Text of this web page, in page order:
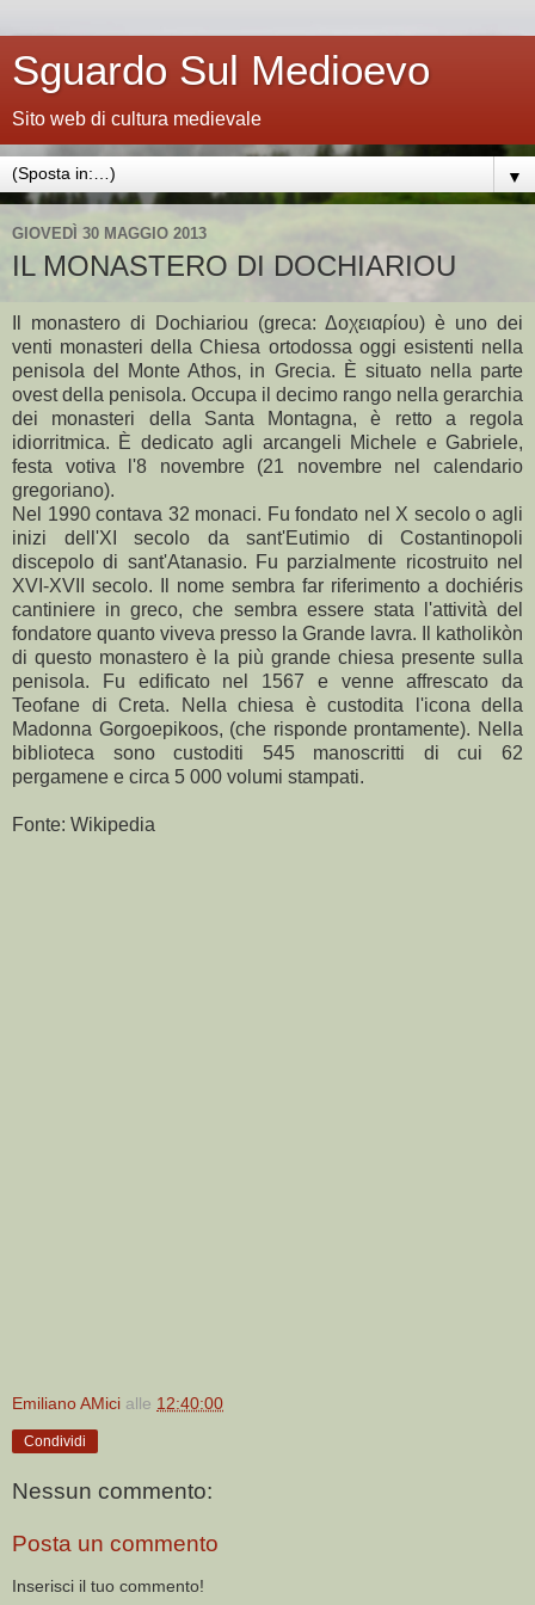
Sguardo Sul Medioevo
Sito web di cultura medievale
▼
GIOVEDÌ 30 MAGGIO 2013
IL MONASTERO DI DOCHIARIOU
Il monastero di Dochiariou (greca: Δοχειαρίου) è uno dei
venti monasteri della Chiesa ortodossa oggi esistenti nella
penisola del Monte Athos, in Grecia. È situato nella parte
ovest della penisola. Occupa il decimo rango nella gerarchia
dei monasteri della Santa Montagna, è retto a regola
idiorritmica. È dedicato agli arcangeli Michele e Gabriele,
festa votiva l'8 novembre (21 novembre nel calendario
gregoriano).
Nel 1990 contava 32 monaci. Fu fondato nel X secolo o agli
inizi dell'XI secolo da sant'Eutimio di Costantinopoli
discepolo di sant'Atanasio. Fu parzialmente ricostruito nel
XVI-XVII secolo. Il nome sembra far riferimento a dochiéris
cantiniere in greco, che sembra essere stata l'attività del
fondatore quanto viveva presso la Grande lavra. Il katholikòn
di questo monastero è la più grande chiesa presente sulla
penisola. Fu edificato nel 1567 e venne affrescato da
Teofane di Creta. Nella chiesa è custodita l'icona della
Madonna Gorgoepikoos, (che risponde prontamente). Nella
biblioteca sono custoditi 545 manoscritti di cui 62
pergamene e circa 5 000 volumi stampati.
Fonte: Wikipedia
Emiliano AMici alle 12:40:00
Condividi
Nessun commento:
Posta un commento
Inserisci il tuo commento!